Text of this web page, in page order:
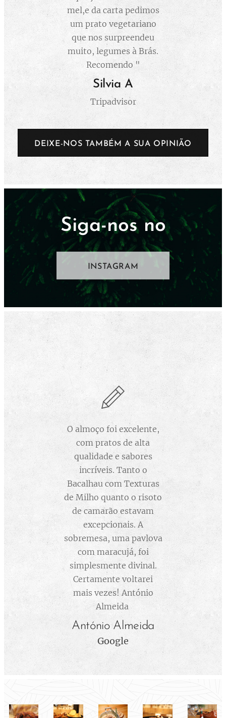
mel,e da carta pedimos
um prato vegetariano
que nos surpreendeu
muito, legumes à Brás.
Recomendo "
Silvia A
Tripadvisor
DEIXE-NOS TAMBÉM A SUA OPINIÃO
Siga-nos no
INSTAGRAM
O almoço foi excelente,
com pratos de alta
qualidade e sabores
incríveis. Tanto o
Bacalhau com Texturas
de Milho quanto o risoto
de camarão estavam
excepcionais. A
sobremesa, uma pavlova
com maracujá, foi
simplesmente divinal.
Certamente voltarei
mais vezes! António
Almeida
António Almeida
Google